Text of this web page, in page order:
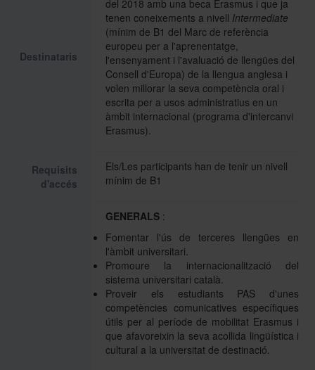
Destinataris
del 2018 amb una beca Erasmus i que ja
tenen coneixements a nivell Intermediate
(mínim de B1 del Marc de referència
europeu per a l'aprenentatge,
l'ensenyament i l'avaluació de llengües del
Consell d'Europa) de la llengua anglesa i
volen millorar la seva competència oral i
escrita per a usos administratius en un
àmbit internacional (programa d'intercanvi
Erasmus).
Requisits
d'accés
Els/Les participants han de tenir un nivell
mínim de B1
GENERALS :
Fomentar l'ús de terceres llengües en
l'àmbit universitari.
Promoure la internacionalització del
sistema universitari català.
Proveir els estudiants PAS d'unes
competències comunicatives específiques
útils per al període de mobilitat Erasmus i
que afavoreixin la seva acollida lingüística i
cultural a la universitat de destinació.